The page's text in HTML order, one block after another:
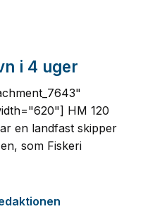
i 4 uger
HM 120
en landfast skipper
som Fiskeri